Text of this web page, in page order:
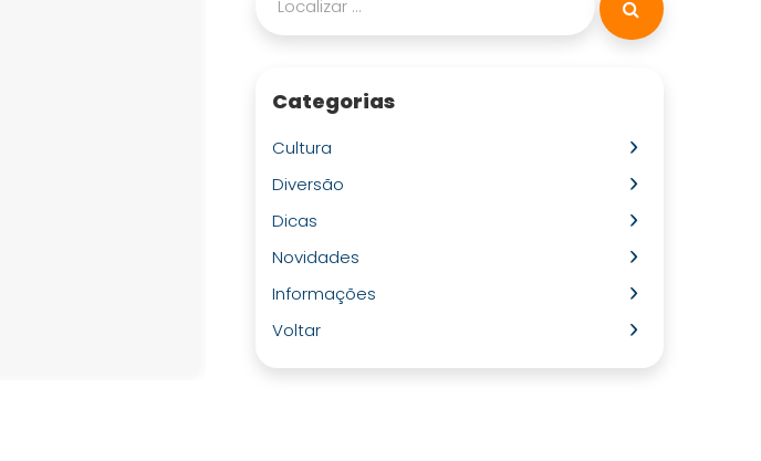
Categorias
Cultura
Diversão
Dicas
Novidades
Informações
Voltar